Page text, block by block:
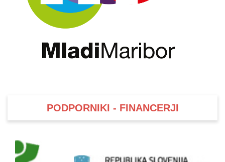
PODPORNIKI - FINANCERJI